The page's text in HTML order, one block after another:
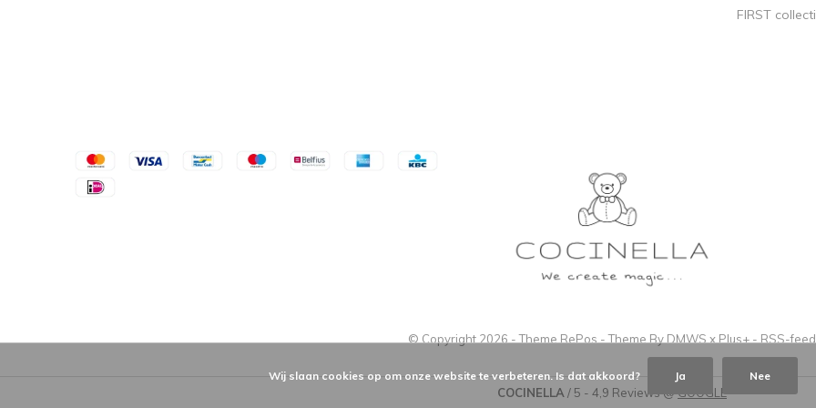
FIRST
© Copyright 2026 - Theme RePos - Theme By DMWS x Plus+ - RSS-feed
COCINELLA / 5 - 4,9 Reviews @GOOGLE
Wij slaan cookies op om onze website te verbeteren. Is dat akkoord? Ja Nee